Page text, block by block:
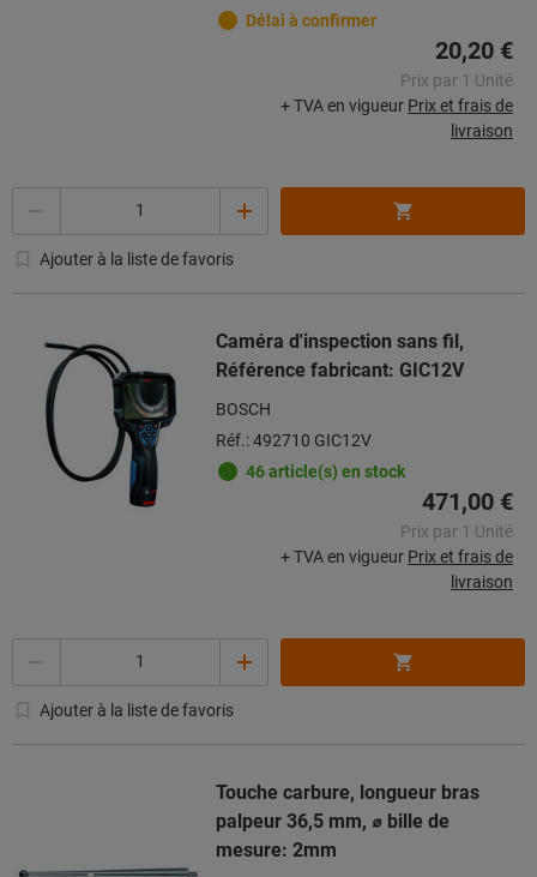
Délai à confirmer
20,20 €
Prix par 1 Unité
+ TVA en vigueur Prix et frais de
livraison
Ajouter à la liste de favoris
Caméra d'inspection sans fil,
Référence fabricant: GIC12V
BOSCH
Réf.: 492710 GIC12V
46 article(s) en stock
471,00 €
Prix par 1 Unité
+ TVA en vigueur Prix et frais de
livraison
Ajouter à la liste de favoris
Touche carbure, longueur bras
palpeur 36,5 mm, ⌀ bille de
mesure: 2mm